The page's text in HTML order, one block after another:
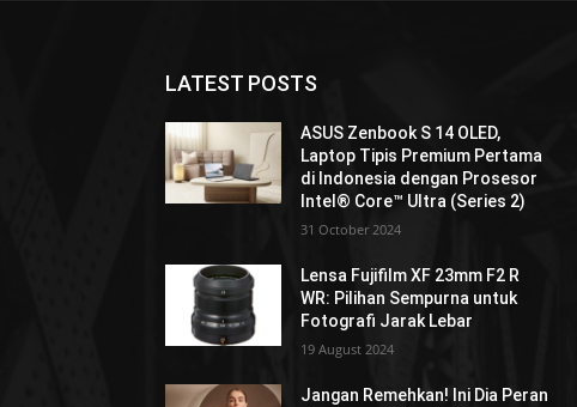
LATEST POSTS
ASUS Zenbook S 14 OLED,
Laptop Tipis Premium Pertama
di Indonesia dengan Prosesor
Intel® Core™ Ultra (Series 2)
31 October 2024
Lensa Fujifilm XF 23mm F2 R
WR: Pilihan Sempurna untuk
Fotografi Jarak Lebar
19 August 2024
Jangan Remehkan! Ini Dia Peran